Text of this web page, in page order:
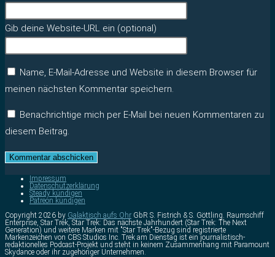
Gib deine Website-URL ein (optional)
Name, E-Mail-Adresse und Website in diesem Browser für
meinen nächsten Kommentar speichern.
Benachrichtige mich per E-Mail bei neuen Kommentaren zu
diesem Beitrag.
Impressum
Datenschutzerklärung
Steady kündigen
Patreon kündigen
Copyright 2026 by Galaktisch aufs Ohr GbR S. Fistrich & S. Göttling. Raumschiff
Enterprise, Star Trek, Star Trek: Das nächste Jahrhundert (Star Trek: The Next
Generation) und weitere Marken mit "Star Trek"-Bezug sind registrierte
Markenzeichen von CBS Studios Inc. Trek am Dienstag ist ein journalistisch-
redaktionelles Podcast-Projekt und steht in keinem Zusammenhang mit Paramount
Skydance oder ihr zugehöriger Unternehmen.